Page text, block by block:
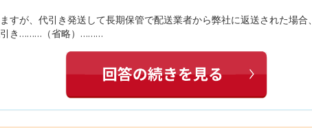
すが、代引き発送して長期保管で配送業者から弊社に返送された場合、
引き………（省略）………